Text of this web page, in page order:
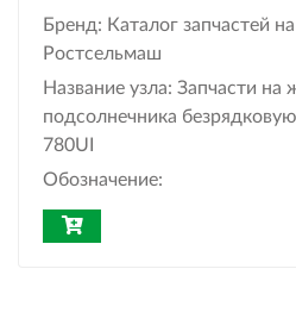
Бренд: Каталог запчастей
Ростсельмаш
Название узла: Запчасти на
подсолнечника
780UI
Обозначение: